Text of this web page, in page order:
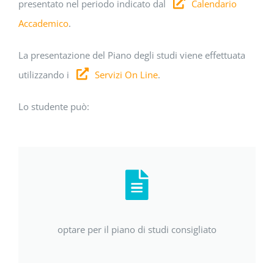
presentato nel periodo indicato dal
Calendario
Accademico.
La presentazione del Piano degli studi viene effettuata
utilizzando i
Servizi On Line.
Lo studente può:
optare per il piano di studi consigliato